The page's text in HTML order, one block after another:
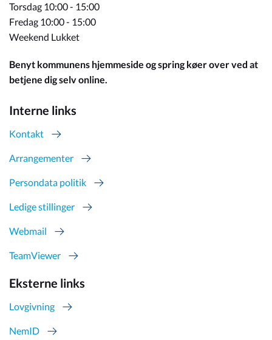
Torsdag 10:00 - 15:00
Fredag 10:00 - 15:00
Weekend Lukket
Benyt kommunens hjemmeside og spring køer over ved at
betjene dig selv online.
Interne links
Kontakt
Arrangementer
Persondata politik
Ledige stillinger
Webmail
TeamViewer
Eksterne links
Lovgivning
NemID